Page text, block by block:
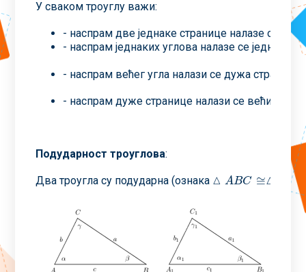
У сваком троуглу важи:
- наспрам две једнаке странице налазе се
- наспрам једнаких углова налазе се једнаке
- наспрам већег угла налази се дужа страница
- наспрам дуже странице налази се већи угао
Подударност троуглова:
Два троугла су подударна (ознака △ ABC ≅△ 1B
△ ABC≅△A1 C1